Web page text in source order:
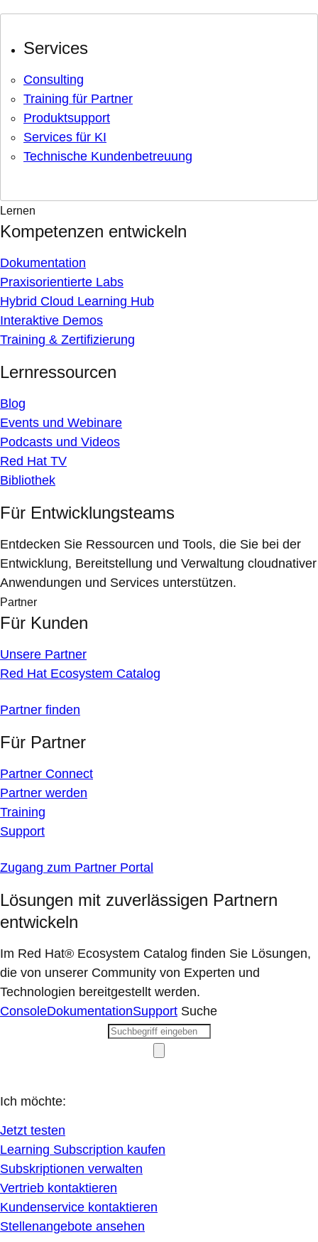
Services
Consulting
Training für Partner
Produktsupport
Services für KI
Technische Kundenbetreuung
Lernen
Kompetenzen entwickeln
Dokumentation
Praxisorientierte Labs
Hybrid Cloud Learning Hub
Interaktive Demos
Training & Zertifizierung
Lernressourcen
Blog
Events und Webinare
Podcasts und Videos
Red Hat TV
Bibliothek
Für Entwicklungsteams
Entdecken Sie Ressourcen und Tools, die Sie bei der
Entwicklung, Bereitstellung und Verwaltung cloudnativer
Anwendungen und Services unterstützen.
Partner
Für Kunden
Unsere Partner
Red Hat Ecosystem Catalog
Partner finden
Für Partner
Partner Connect
Partner werden
Training
Support
Zugang zum Partner Portal
Lösungen mit zuverlässigen Partnern
entwickeln
Im Red Hat® Ecosystem Catalog finden Sie Lösungen,
die von unserer Community von Experten und
Technologien bereitgestellt werden.
ConsoleDokumentationSupport Suche
Ich möchte:
Jetzt testen
Learning Subscription kaufen
Subskriptionen verwalten
Vertrieb kontaktieren
Kundenservice kontaktieren
Stellenangebote ansehen